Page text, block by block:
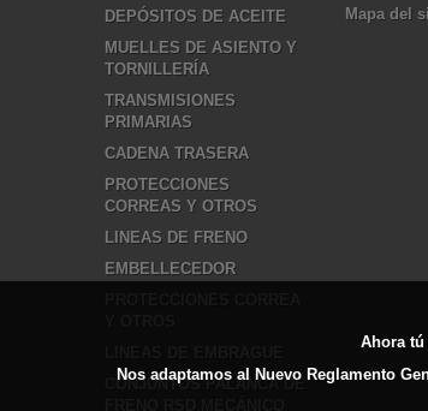
DEPÓSITOS DE ACEITE
MUELLES DE ASIENTO Y
TORNILLERÍA
TRANSMISIONES
PRIMARIAS
CADENA TRASERA
PROTECCIONES
CORREAS Y OTROS
LINEAS DE FRENO
EMBELLECEDOR
CONJUNTOS PALANCA DE
Mapa del
Ahora
Nos adaptamos al Nuevo Reglamento